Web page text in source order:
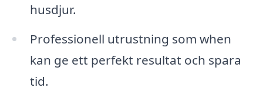
husdjur.
Professionell utrustning som when
kan ge ett perfekt resultat och spara
tid.